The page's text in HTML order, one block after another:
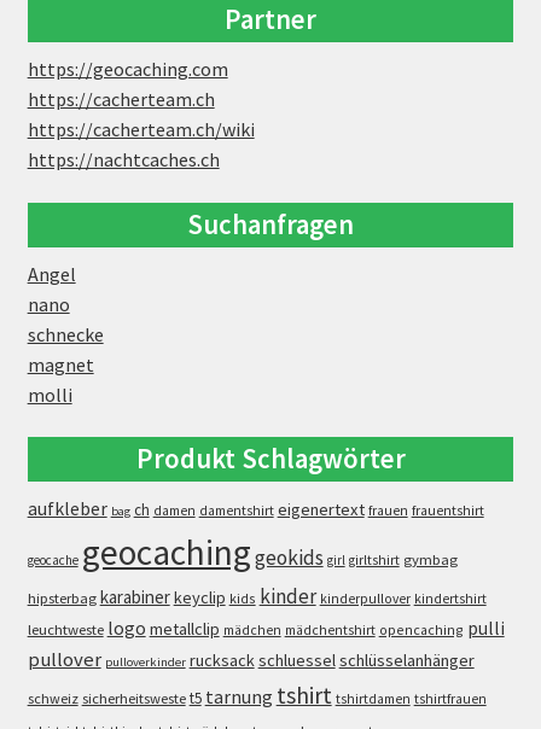
Partner
https://geocaching.com
https://cacherteam.ch
https://cacherteam.ch/wiki
https://nachtcaches.ch
Suchanfragen
Angel
nano
schnecke
magnet
molli
Produkt Schlagwörter
aufkleber bag ch damen damentshirt eigenertext frauen frauentshirt
geocache geocachinggeokids girl girltshirt gymbag
hipsterbag karabinerkeyclip kids kinder kinderpullover kindertshirt
leuchtweste logo metallclip mädchen mädchentshirt opencaching pulli
pullover pulloverkinder rucksackschluesselschlüsselanhänger
schweiz sicherheitsweste t5 tarnung tshirt tshirtdamen tshirtfrauen